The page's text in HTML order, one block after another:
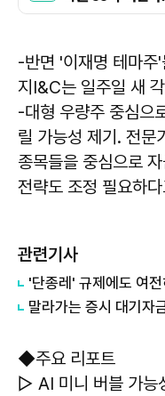
-반면 '이재명 테마주
지I&C는 일주일 새
-대형 우량주 중심으
릴 가능성 제기. 전문
종목들을 중심으로
전략도 조정 필요하
관련기사
'단종레' 규제에도 여
◆주요 리포트
▷ AI 미니 버블 가능